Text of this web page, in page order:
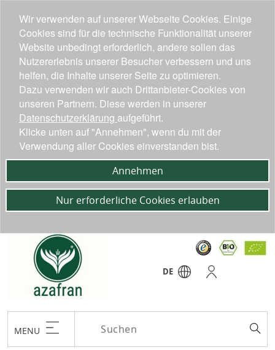
DE
MENU
Wir verwenden auf unserer Webseite Cookies. Einige
Cookies sind für die technische Funktionalität unserer
Website unbedingt erforderlich, andere sollen das
Nutzererlebnis unserer Besucher verbessern und uns
helfen, die Inhalte unserer Seite zu optimieren.
Dazu verwenden wir auch Drittanbieter-Cookies von
unseren Partnern. Diese werden in unserer
Datenschutzerklärung aufgeführt.
Klicke unten auf "Annehmen", wenn du mit der
Verwendung aller Cookies einverstanden bist.
Annehmen
Nur erforderliche Cookies erlauben